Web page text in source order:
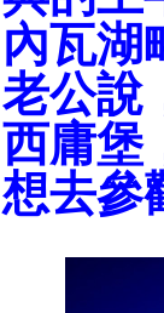
內瓦湖
老公說
西庸堡
想去參